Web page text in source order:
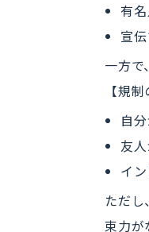
有
宣
一方で
【規
自
友
イ
ただ
束力が